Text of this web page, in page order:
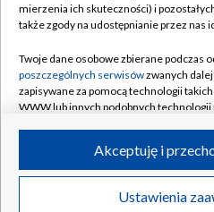
Naziemna Telewizja Cyfrowa
Rada Programowa
System NOS
Informacje o nadawcy
Program dla prasy
©2026 Telewizja
mierzenia ich skuteczności) i
także zgody na udostępnianie przez nas
Twoje dane osobowe zbierane podczas
poszczególnych serwisówzwanych
zapisywane za pomocą technologii
WWW lub innych podobnych
ruchu w Internecie.
Twoje dane osobowe zbierane podczas
poszczególnych serwisówna Portalu,
Ustawienia
Akceptuję i